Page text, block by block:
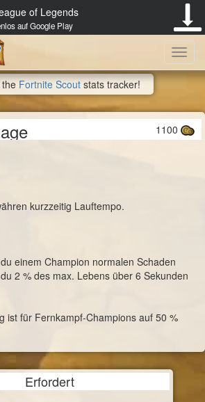
of Legends
auf Google Play
the Fortnite Scout stats tracker!
1100
kurzzeitig Lauftempo.
einem Champion normalen Schaden
2 % des max. Lebens über 6 Sekunden
ist für Fernkampf-Champions auf 50 %
Erfordert